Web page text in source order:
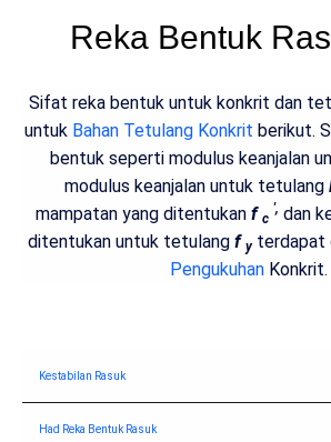
Reka Bentuk
Sifat reka bentuk untuk konkrit dan
untuk Bahan Tetulang Konkrit berikut.
bentuk seperti modulus keanjalan
modulus keanjalan untuk tetulang
mampatan yang ditentukan f c
', dan
ditentukan untuk tetulang f yterdapat
Pengukuhan Konkrit.
Kestabilan Rasuk
Had Reka Bentuk Rasuk